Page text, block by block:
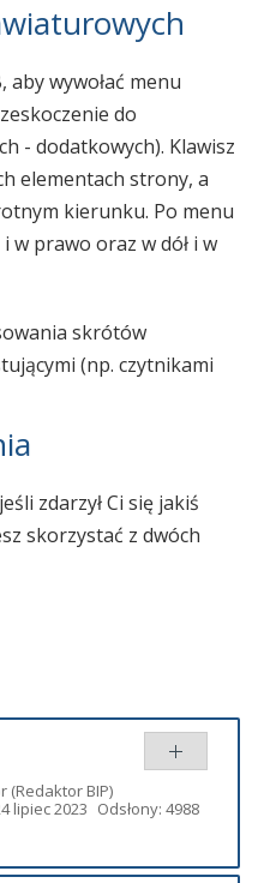
wywołać menu
do
- dodatkowych). Klawisz
elementach strony, a
kierunku. Po menu
w prawo oraz w dół i w
skrótów
(np. czytnikami
zdarzył Ci się jakiś
skorzystać z dwóch
(Redaktor BIP)
lipiec 2023 Odsłony: 4988